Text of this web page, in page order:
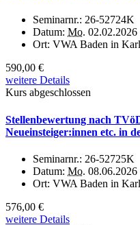
Seminarnr.: 26-52724K
Datum: Mo. 02.02.2026
Ort: VWA Baden in
590,00 €
weitere Details
Kurs abgeschlossen
Stellenbewertung nach
Neueinsteiger:innen etc. in
Seminarnr.: 26-52725K
Datum: Mo. 08.06.2026
Ort: VWA Baden in
576,00 €
weitere Details